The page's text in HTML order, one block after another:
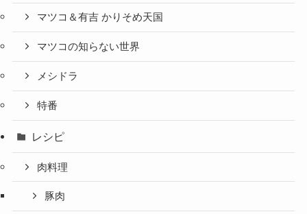
マツコ＆有吉 かりそめ天国
マツコの知らない世界
メシドラ
特番
レシピ
肉料理
豚肉